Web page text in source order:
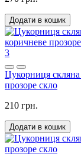
Додати в кошик
3
Цукорниця
прозоре скло
210 грн.
Додати в кошик